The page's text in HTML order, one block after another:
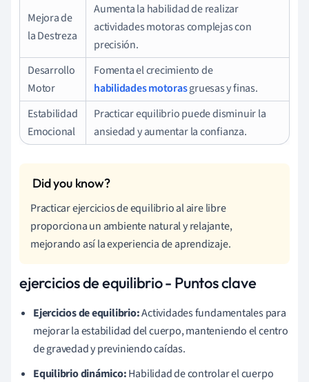
Mejora de
la Destreza
Aumenta la habilidad de realizar
actividades motoras complejas con
precisión.
Desarrollo
Motor
Fomenta el crecimiento de
habilidades motorasgruesas y finas.
Estabilidad
Emocional
Practicar equilibrio puede disminuir la
ansiedad y aumentar la confianza.
Practicar ejercicios de equilibrio al aire libre
proporciona un ambiente natural y relajante,
mejorando así la experiencia de aprendizaje.
ejercicios de equilibrio - Puntos clave
Ejercicios de equilibrio:Actividades fundamentales para
mejorar la estabilidad del cuerpo, manteniendo el centro
de gravedad y previniendo caídas.
Equilibrio dinámico:Habilidad de controlar el cuerpo